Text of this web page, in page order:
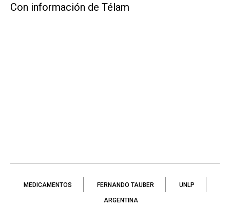
Con información de Télam
MEDICAMENTOS FERNANDO TAUBER UNLP
ARGENTINA